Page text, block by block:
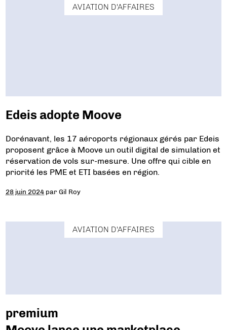
AVIATION D'AFFAIRES
Edeis adopte Moove
Dorénavant, les 17 aéroports régionaux gérés par Edeis
proposent grâce à Moove un outil digital de simulation et
réservation de vols sur-mesure. Une offre qui cible en
priorité les PME et ETI basées en région.
28 juin 2024 parGil Roy
AVIATION D'AFFAIRES
premium